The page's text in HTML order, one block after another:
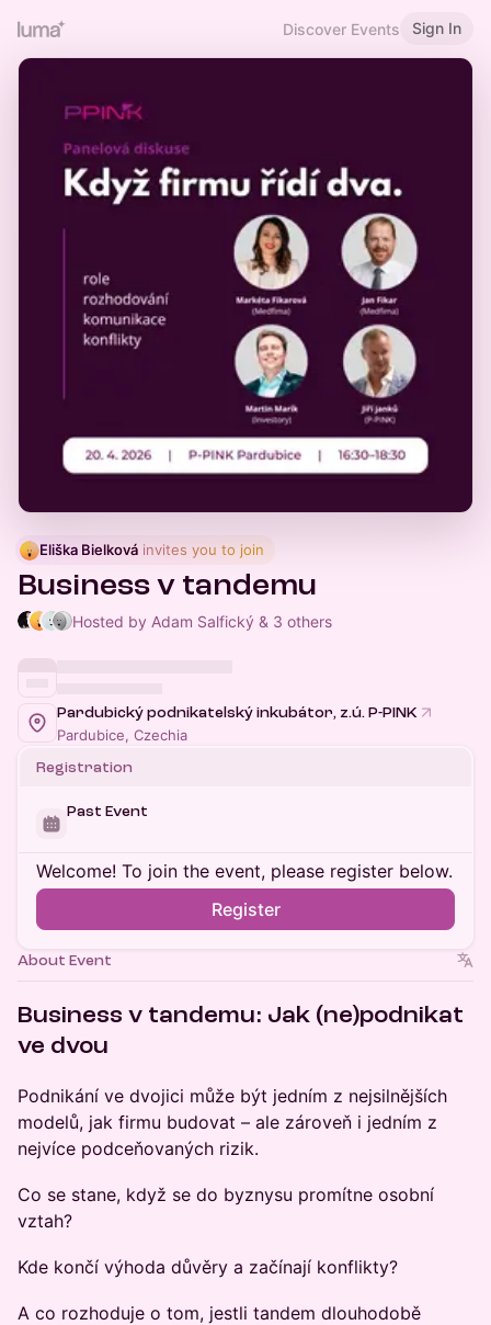
Discover Events Sign In
Eliška Bielková invites you to join
Business v tandemu
Hosted by Adam Salfický & 3 others
Pardubický podnikatelský inkubátor, z.ú. P-PINK
Pardubice, Czechia
Registration
Past Event
Welcome! To join the event, please register below.
Register
About Event
Business v tandemu: Jak (ne)podnikat
ve dvou
Podnikání ve dvojici může být jedním z nejsilnějších
modelů, jak firmu budovat – ale zároveň i jedním z
nejvíce podceňovaných rizik.
Co se stane, když se do byznysu promítne osobní
vztah?
Kde končí výhoda důvěry a začínají konflikty?
A co rozhoduje o tom, jestli tandem dlouhodobě